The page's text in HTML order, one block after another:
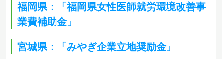
福岡県：「福岡県女性医師就労環境改善事
業費補助金」
宮城県：「みやぎ企業立地奨励金」